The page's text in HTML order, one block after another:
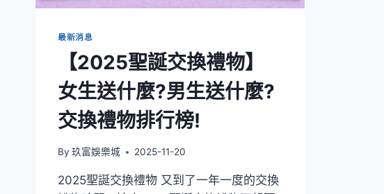
最新消息
【2025聖誕交換禮物】
女生送什麼?男生送什麼?
交換禮物排行榜!
By 玖富娛樂城 2025-11-20
2025聖誕交換禮物 又到了一年一度的交換